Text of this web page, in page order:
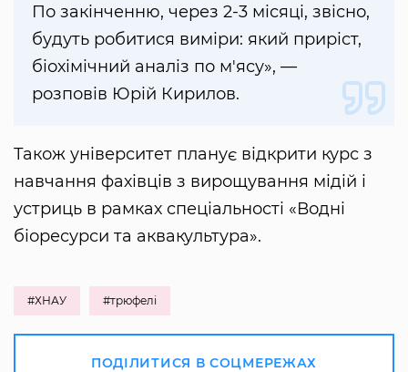
По закінченню, через 2-3 місяці, звісно,
будуть робитися виміри: який приріст,
біохімічний аналіз по м'ясу», —
розповів Юрій Кирилов.
Також університет планує відкрити курс з
навчання фахівців з вирощування мідій і
устриць в рамках спеціальності «Водні
біоресурси та аквакультура».
#ХНАУ #трюфелі
ПОДІЛИТИСЯ В СОЦМЕРЕЖАХ